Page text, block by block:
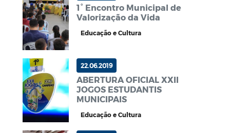
1° Encontro Municipal de
Valorização da Vida
Educação e Cultura
22.06.2019
ABERTURA OFICIAL XXII
JOGOS ESTUDANTIS
MUNICIPAIS
Educação e Cultura